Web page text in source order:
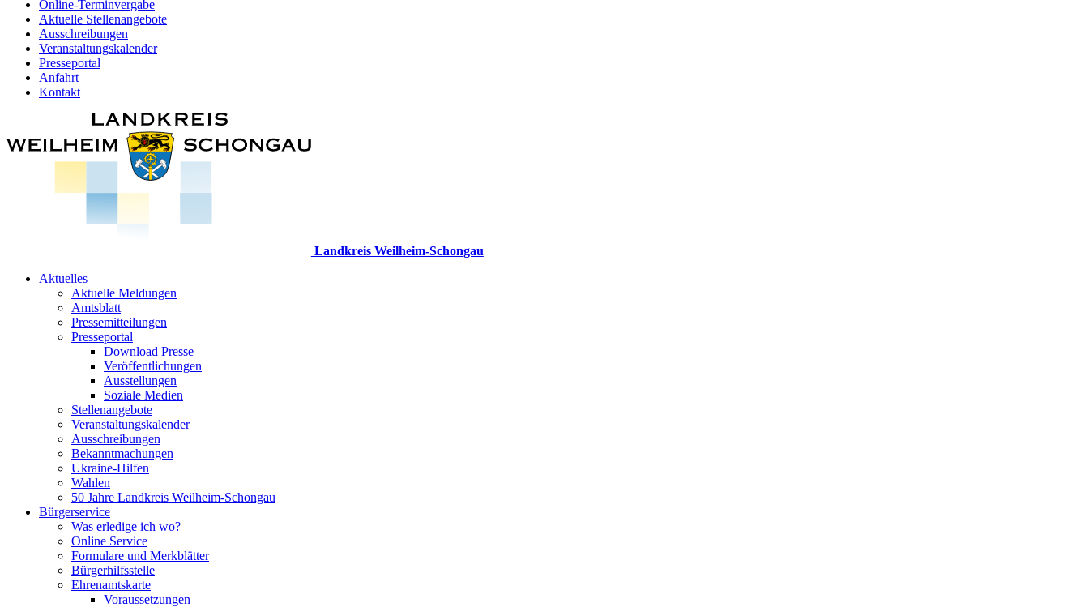
Online-Terminvergabe
Aktuelle Stellenangebote
Ausschreibungen
Veranstaltungskalender
Presseportal
Anfahrt
Kontakt
Landkreis Weilheim-Schongau
Aktuelles
Aktuelle Meldungen
Amtsblatt
Pressemitteilungen
Presseportal
Download Presse
Veröffentlichungen
Ausstellungen
Soziale Medien
Stellenangebote
Veranstaltungskalender
Ausschreibungen
Bekanntmachungen
Ukraine-Hilfen
Wahlen
50 Jahre Landkreis Weilheim-Schongau
Bürgerservice
Was erledige ich wo?
Online Service
Formulare und Merkblätter
Bürgerhilfsstelle
Ehrenamtskarte
Voraussetzungen